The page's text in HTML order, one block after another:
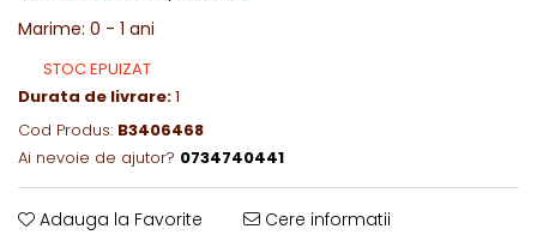
Marime: 0 - 1 ani
STOC EPUIZAT
Durata de livrare:1
Cod Produs: B3406468
Ai nevoie de ajutor? 0734740441
Adauga la Favorite Cere informatii